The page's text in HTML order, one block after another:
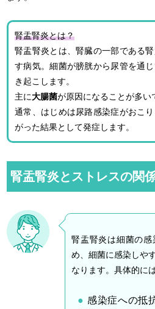
腎盂腎炎とは？
腎盂腎炎とは、腎臓の一部である
す病気。細菌が膀胱から尿管を通
き起こします。
主に大腸菌が原因になることが多い
通常、はじめは尿路感染症がおこ
がった結果として発症します。
腎盂腎炎とストレスの関
腎盂腎炎は細菌の
め、細菌に感染しや
なります。具体的には
感染症への抵